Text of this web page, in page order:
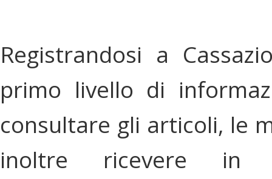
Registrandosi a
primo livello di
consultare gli articoli, le
inoltre ricevere in